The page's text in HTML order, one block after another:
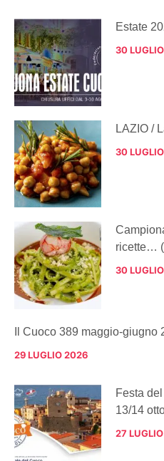
Estate
30
LAZIO /
30
ricette…
30
Il Cuoco 389 maggio-giugno
29 LUGLIO 2026
Festa
13/14
27